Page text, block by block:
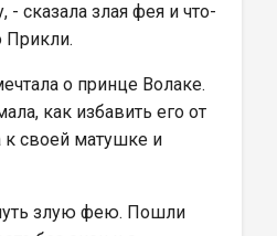
- сказала злая фея и что-
Прикли.
о принце Волаке.
как избавить его от
своей матушке и
злую фею. Пошли